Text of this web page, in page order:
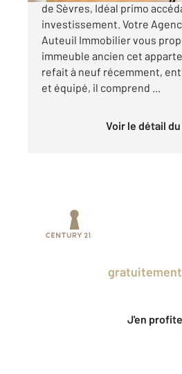
de Sèvres, Idéal primo
investissement. Votre
Auteuil Immobilier vous
immeuble ancien cet
refait à neuf récemment,
et équipé, il comprend ...
Voir le détail
gratuitement
J'en profite